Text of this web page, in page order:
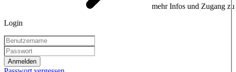
mehr Infos und Zugang
Login
Anmelden